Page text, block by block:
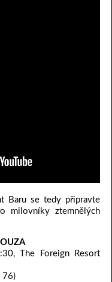
Baru se tedy připravte
milovníky ztemnělých
The Foreign Resort
76)